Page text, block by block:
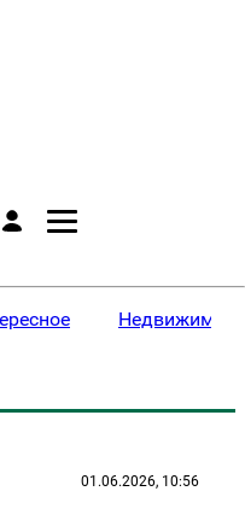
01.06.2026, 10:56